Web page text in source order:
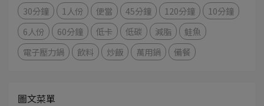
30分鐘
1人份 便當 45分鐘 120分鐘
10分鐘
6人份
60分鐘 低卡 低碳 減脂
鮭魚
電子壓力鍋
飲料 炒飯 萬用鍋 備餐
圖文菜單